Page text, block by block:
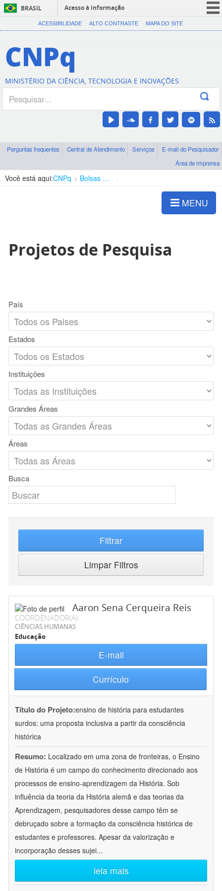
BRASIL
Acesso à informação
CORONAVÍRUS (COVID-19)
Canais
ACESSIBILIDADE ALTO CONTRASTE MAPA DO SITE
CNPq
MINISTÉRIO DA CIÊNCIA, TECNOLOGIA E INOVAÇÕES
Perguntas frequentes Central de Atendimento Serviços
E-mail do Pesquisador
Área de imprensa
Você está aqui:CNPq Bolsas e Auxílios Vigentes
MENU
Projetos de Pesquisa
País
Estados
Instituições
Grandes Áreas
Áreas
Busca
Filtrar
Limpar Filtros
Aaron Sena Cerqueira Reis
COORDENADOR(A)
CIÊNCIAS HUMANAS
Educação
E-mail
Currículo
Título do Projeto:ensino de história para estudantes
surdos: uma proposta inclusiva a partir da consciência
histórica
Resumo: Localizado em uma zona de fronteiras, o Ensino
de História é um campo do conhecimento direcionado aos
processos de ensino-aprendizagem da História. Sob
influência da teoria da História alemã e das teorias da
Aprendizagem, pesquisadores desse campo têm se
debruçado sobre a formação da consciência histórica de
estudantes e professores. Apesar da valorização e
incorporação desses sujei...
leia mais